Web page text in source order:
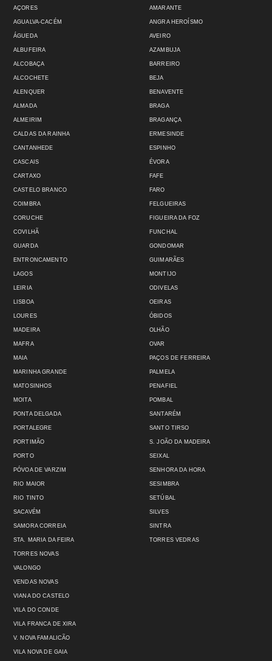
AÇORES
AGUALVA-CACÉM
ÁGUEDA
ALBUFEIRA
ALCOBAÇA
ALCOCHETE
ALENQUER
ALMADA
ALMEIRIM
AMARANTE
ANGRA HEROÍSMO
AVEIRO
AZAMBUJA
BARREIRO
BEJA
BENAVENTE
BRAGA
BRAGANÇA
CALDAS DA RAINHA
CANTANHEDE
CASCAIS
CARTAXO
CASTELO BRANCO
COIMBRA
CORUCHE
COVILHÃ
GUARDA
ENTRONCAMENTO
ERMESINDE
ESPINHO
ÉVORA
FAFE
FARO
FELGUEIRAS
FIGUEIRA DA FOZ
FUNCHAL
GONDOMAR
GUIMARÃES
LAGOS
LEIRIA
LISBOA
LOURES
MADEIRA
MAFRA
MAIA
MARINHA GRANDE
MATOSINHOS
MOITA
MONTIJO
ODIVELAS
OEIRAS
ÓBIDOS
OLHÃO
OVAR
PAÇOS DE FERREIRA
PALMELA
PENAFIEL
POMBAL
PONTA DELGADA
PORTALEGRE
PORTIMÃO
PORTO
PÓVOA DE VARZIM
RIO MAIOR
RIO TINTO
SACAVÉM
SAMORA CORREIA
STA. MARIA DA FEIRA
SANTARÉM
SANTO TIRSO
S. JOÃO DA MADEIRA
SEIXAL
SENHORA DA HORA
SESIMBRA
SETÚBAL
SILVES
SINTRA
TORRES VEDRAS
TORRES NOVAS
VALONGO
VENDAS NOVAS
VIANA DO CASTELO
VILA DO CONDE
VILA FRANCA DE XIRA
V. NOVA FAMALICÃO
VILA NOVA DE GAIA